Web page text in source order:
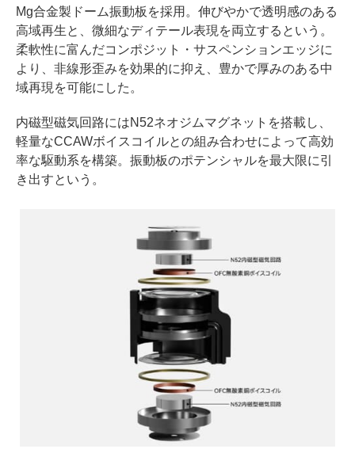
Mg合金製ドーム振動板を採用。伸びやかで透明感のある
高域再生と、微細なディテール表現を両立するという。
柔軟性に富んだコンポジット・サスペンションエッジに
より、非線形歪みを効果的に抑え、豊かで厚みのある中
域再現を可能にした。
内磁型磁気回路にはN52ネオジムマグネットを搭載し、
軽量なCCAWボイスコイルとの組み合わせによって高効
率な駆動系を構築。振動板のポテンシャルを最大限に引
き出すという。